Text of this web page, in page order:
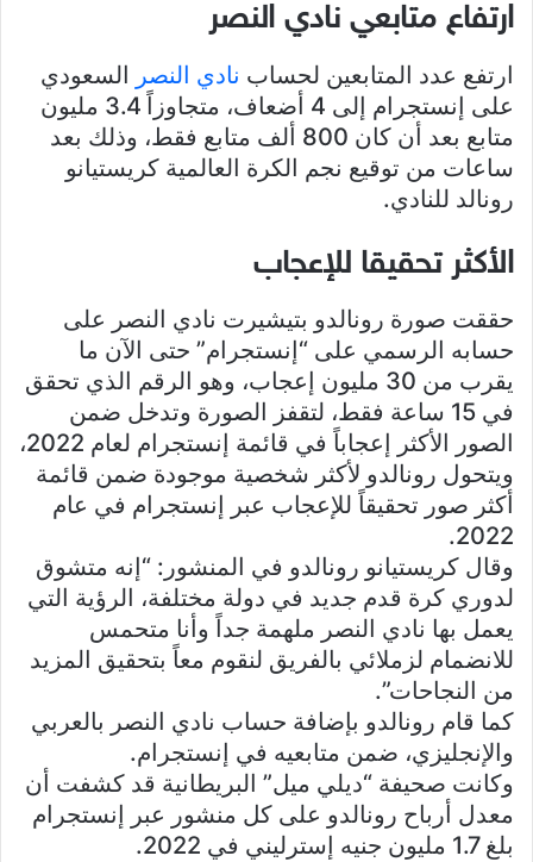
ارتفاع متابعي نادي النصر
ارتفع عدد المتابعين لحساب نادي النصر السعودي
على إنستجرام إلى 4 أضعاف، متجاوزاً 3.4 مليون
متابع بعد أن كان 800 ألف متابع فقط، وذلك بعد
ساعات من توقيع نجم الكرة العالمية كريستيانو
رونالد للنادي.
الأكثر تحقيقا للإعجاب
حققت صورة رونالدو بتيشيرت نادي النصر على
حسابه الرسمي على “إنستجرام” حتى الآن ما
يقرب من 30 مليون إعجاب، وهو الرقم الذي تحقق
في 15 ساعة فقط، لتقفز الصورة وتدخل ضمن
الصور الأكثر إعجاباً في قائمة إنستجرام لعام 2022،
ويتحول رونالدو لأكثر شخصية موجودة ضمن قائمة
أكثر صور تحقيقاً للإعجاب عبر إنستجرام في عام
2022.
وقال كريستيانو رونالدو في المنشور: “إنه متشوق
لدوري كرة قدم جديد في دولة مختلفة، الرؤية التي
يعمل بها نادي النصر ملهمة جداً وأنا متحمس
للانضمام لزملائي بالفريق لنقوم معاً بتحقيق المزيد
من النجاحات”.
كما قام رونالدو بإضافة حساب نادي النصر بالعربي
والإنجليزي، ضمن متابعيه في إنستجرام.
وكانت صحيفة “ديلي ميل” البريطانية قد كشفت أن
معدل أرباح رونالدو على كل منشور عبر إنستجرام
بلغ 1.7 مليون جنيه إسترليني في 2022.